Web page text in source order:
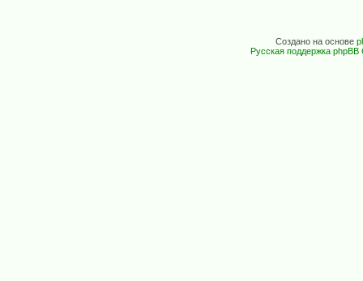
Создано на основе
Русская поддержка phpBB